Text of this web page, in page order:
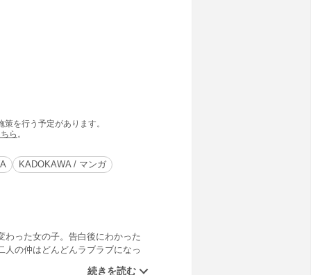
を行う予定があります。
ら 。
KADOKAWA / マンガ
わった女の子。告白後にわかった
の仲はどんどんラブラブになっ